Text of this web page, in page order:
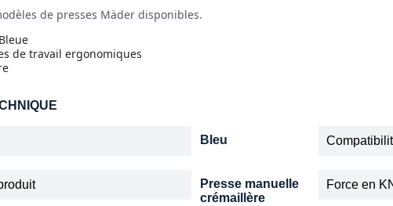
de presses Mäder disponibles.
de travail ergonomiques
Bleu
Presse manuelle
crémaillère
Force en